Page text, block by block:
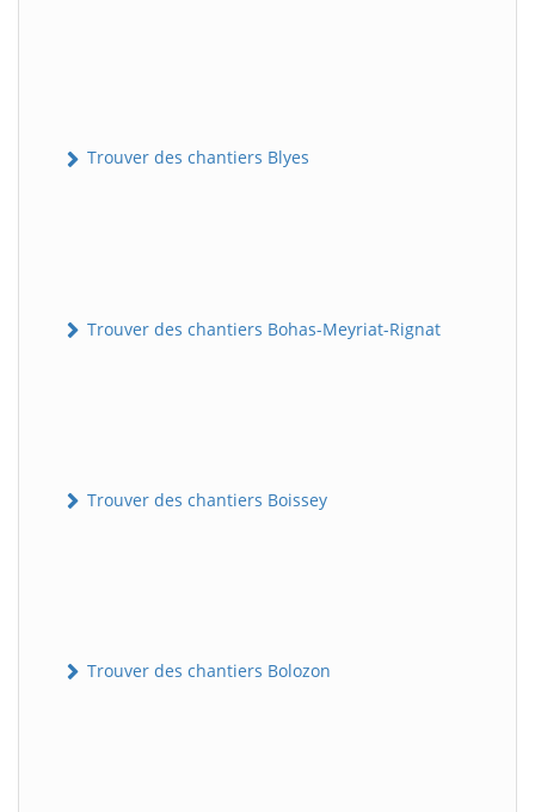
Trouver des chantiers Blyes
Trouver des chantiers Bohas-Meyriat-Rignat
Trouver des chantiers Boissey
Trouver des chantiers Bolozon